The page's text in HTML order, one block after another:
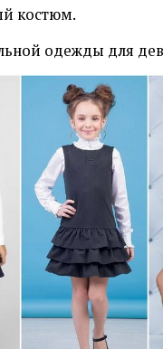
костюм.
одежды для